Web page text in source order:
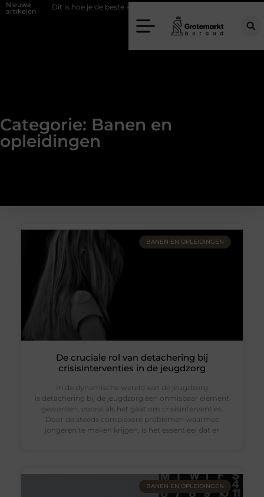
Nieuwe
artikelen
Dit is hoe je de beste kapper in Arnhem kunt vinden
Categorie: Banen en
opleidingen
BANEN EN OPLEIDINGEN
De cruciale rol van detachering bij
crisisinterventies in de jeugdzorg
In de dynamische wereld van de jeugdzorg
is detachering bij de jeugdzorg een onmisbaar element
geworden, vooral als het gaat om crisisinterventies.
Door de steeds complexere problemen waarmee
jongeren te maken krijgen, is het essentieel dat er
BANEN EN OPLEIDINGEN